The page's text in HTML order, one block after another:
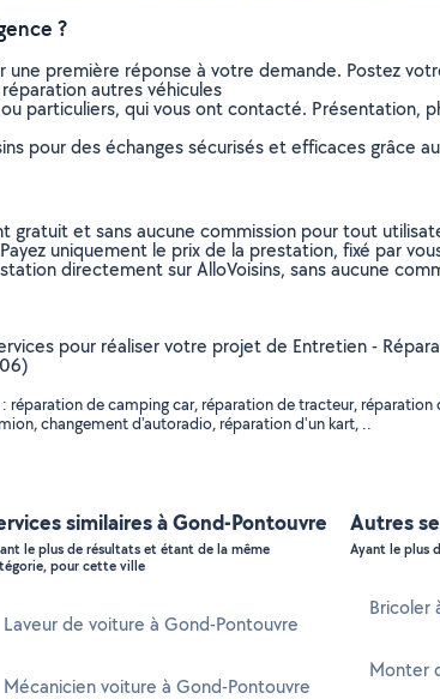
?
une première réponse à votre demande. Postez
autres véhicules
particuliers, qui vous ont contacté. Présentation,
pour des échanges sécurisés et efficaces grâce
gratuit et sans aucune commission pour tout
uniquement le prix de la prestation, fixé par
directement sur AlloVoisins, sans aucune
pour réaliser votre projet de Entretien -
réparation de camping car, réparation de tracteur,
changement d'autoradio, réparation d'un kart, ..
similaires à Gond-Pontouvre
le plus de résultats et étant de la même
pour cette ville
Laveur de voiture à Gond-Pontouvre
Mécanicien voiture à Gond-Pontouvre
Autres
Ayant le plus
Bricoler
Monter